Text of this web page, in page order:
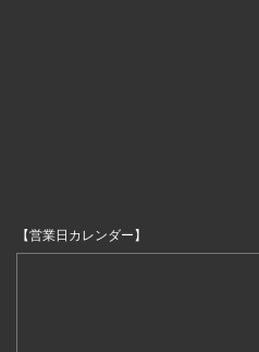
【営業日カレンダー】